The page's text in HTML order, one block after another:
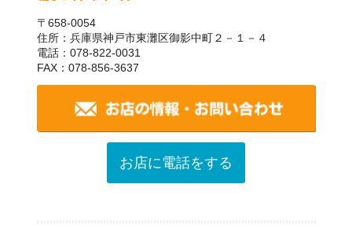
〒658-0054
住所：兵庫県神戸市東灘区御影中町２－１－４
電話：078-822-0031
FAX：078-856-3637
お店に電話をする